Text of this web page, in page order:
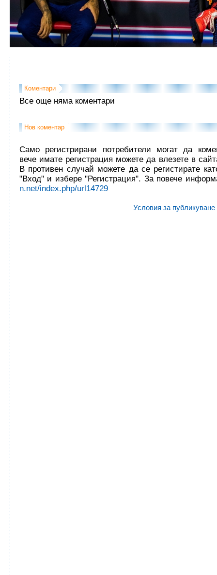
Коментари
Все още няма коментари
Нов коментар
Само регистрирани потребители могат да
вече имате регистрация можете да влезете в
В противен случай можете да се регистирате
"Вход" и избере "Регистрация". За повече
n.net/index.php/url14729
Условия за